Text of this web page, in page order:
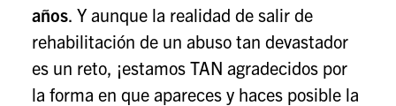
años. Y aunque la realidad de salir de
rehabilitación de un abuso tan devastador
es un reto, ¡estamos TAN agradecidos por
la forma en que apareces y haces posible la